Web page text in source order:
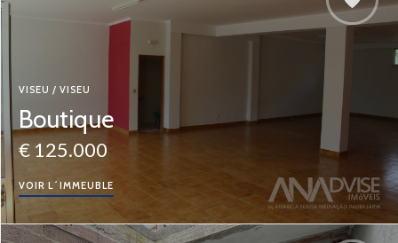
VISEU / VISEU
Boutique
€ 125.000
VOIR L´IMMEUBLE